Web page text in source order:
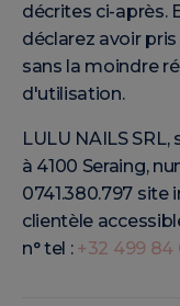
décrites ci-après.
déclarez avoir
sans la moindre
d'utilisation.
LULU NAILS SRL,
à 4100 Seraing,
0741.380.797 site
clientèle
n° tel : +32 499 84